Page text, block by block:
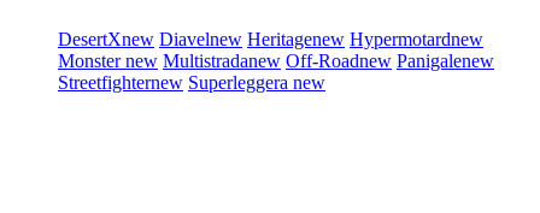
DesertXnew Diavelnew Heritagenew Hypermotardnew
Monsternew Multistradanew Off-Roadnew Panigalenew
Streetfighternew Superleggera new